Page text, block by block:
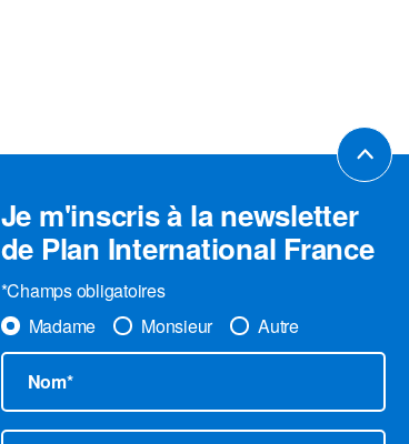
Je m'inscris à la newsletter
de Plan International France
*Champs obligatoires
Madame
Monsieur Autre
Nom*